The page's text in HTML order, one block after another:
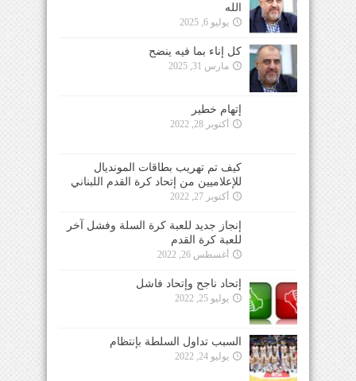
الله
يوليو 6, 2025
كل إناء بما فيه ينضح
مارس 31, 2025
إتهام خطير
أكتوبر 28, 2022
كيف تم تهريب بطاقات المونديال
للإعلاميين من إتحاد كرة القدم اللبناني
أكتوبر 27, 2022
إنجاز جديد للعبة كرة السلة وفشل آخر
للعبة كرة القدم
أغسطس 26, 2022
إتحاد ناجح وإتحاد فاشل
يوليو 25, 2022
السبب تداول السلطة بإنتظام
يوليو 24, 2022